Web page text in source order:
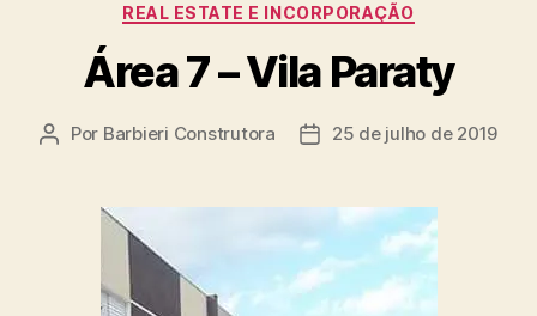
REAL ESTATE E INCORPORAÇÃO
Área 7 – Vila Paraty
Por Barbieri Construtora 25 de julho de 2019